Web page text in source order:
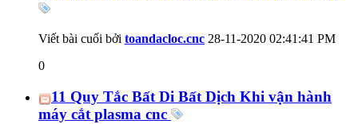
Viết bài cuối bởi toandacloc.cnc 28-11-2020 02:41:41 PM
0
11 Quy Tắc Bất Di Bất Dịch Khi vận hành
máy cắt plasma cnc